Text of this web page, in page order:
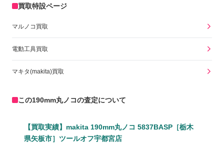
買取特設ページ
マルノコ買取
電動工具買取
マキタ(makita)買取
この190mm丸ノコの査定について
【買取実績】makita 190mm丸ノコ 5837BASP［栃木
県矢板市］ツールオフ宇都宮店